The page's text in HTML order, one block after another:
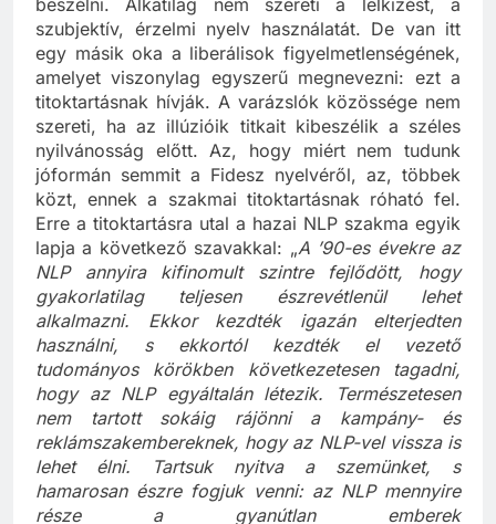
beszélni. Alkatilag nem szereti a lelkizést, a
szubjektív, érzelmi nyelv használatát. De van itt
egy másik oka a liberálisok figyelmetlenségének,
amelyet viszonylag egyszerű megnevezni: ezt a
titoktartásnak hívják. A varázslók közössége nem
szereti, ha az illúzióik titkait kibeszélik a széles
nyilvánosság előtt. Az, hogy miért nem tudunk
jóformán semmit a Fidesz nyelvéről, az, többek
közt, ennek a szakmai titoktartásnak róható fel.
Erre a titoktartásra utal a hazai NLP szakma egyik
lapja a következő szavakkal: „A ’90-es évekre az
NLP annyira kifinomult szintre fejlődött, hogy
gyakorlatilag teljesen észrevétlenül lehet
alkalmazni. Ekkor kezdték igazán elterjedten
használni, s ekkortól kezdték el vezető
tudományos körökben következetesen tagadni,
hogy az NLP egyáltalán létezik. Természetesen
nem tartott sokáig rájönni a kampány- és
reklámszakembereknek, hogy az NLP-vel vissza is
lehet élni. Tartsuk nyitva a szemünket, s
hamarosan észre fogjuk venni: az NLP mennyire
része a gyanútlan emberek